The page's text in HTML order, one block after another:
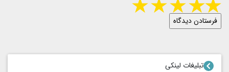
تبلیغات لینکی